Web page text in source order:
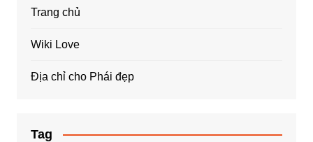
Trang chủ
Wiki Love
Địa chỉ cho Phái đẹp
Tag